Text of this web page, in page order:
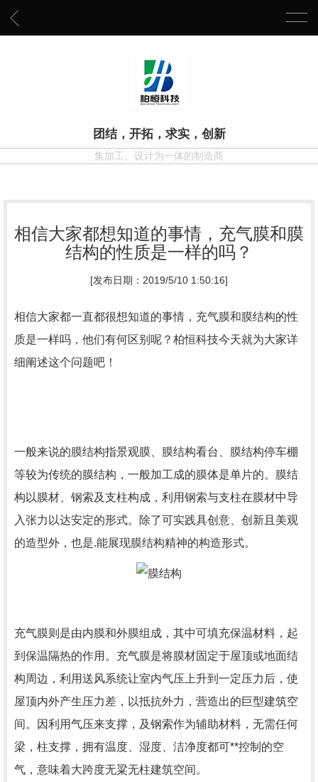
团结，开拓，求实，创新
集加工、设计为一体的制造商
相信大家都想知道的事情，充气膜和膜
结构的性质是一样的吗？
[发布日期：2019/5/10 1:50:16]
相信大家都一直都很想知道的事情，充气膜和膜结构的性
质是一样吗，他们有何区别呢？ 柏恒科技今天就为大家详
细阐述这个问题吧！
一般来说的膜结构指景观膜、膜结构看台、膜结构停车棚
等较为传统的膜结构，一般加工成的膜体是单片的。膜结
构以膜材、钢索及支柱构成，利用钢索与支柱在膜材中导
入张力以达安定的形式。除了可实践具创意、创新且美观
的造型外，也是.能展现膜结构精神的构造形式。
充气膜则是由内膜和外膜组成，其中可填充保温材料，起
到保温隔热的作用。充气膜是将膜材固定于屋顶或地面结
构周边，利用送风系统让室内气压上升到一定压力后，使
屋顶内外产生压力差，以抵抗外力，营造出的巨型建筑空
间。因利用气压来支撑，及钢索作为辅助材料，无需任何
梁，柱支撑，拥有温度、湿度、洁净度都可**控制的空
气，意味着大跨度无粱无柱建筑空间。